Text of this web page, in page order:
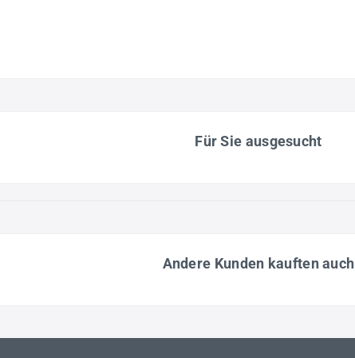
Für Sie ausgesucht
Andere Kunden kauften auch